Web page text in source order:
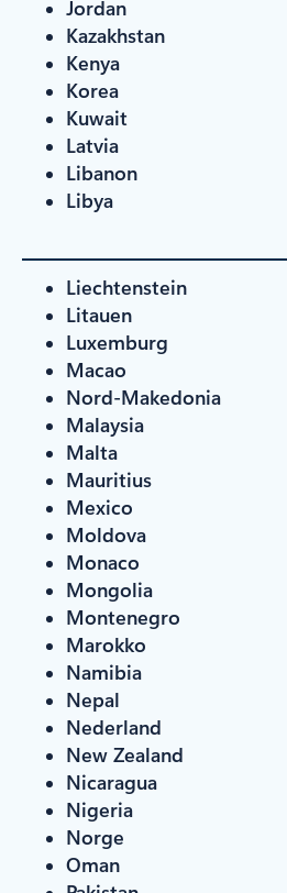
Jordan
Kazakhstan
Kenya
Korea
Kuwait
Latvia
Libanon
Libya
Liechtenstein
Litauen
Luxemburg
Macao
Nord-Makedonia
Malaysia
Malta
Mauritius
Mexico
Moldova
Monaco
Mongolia
Montenegro
Marokko
Namibia
Nepal
Nederland
New Zealand
Nicaragua
Nigeria
Norge
Oman